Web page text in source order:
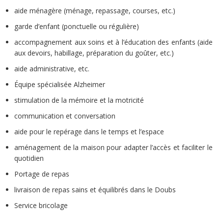
aide ménagère (ménage, repassage, courses, etc.)
garde d’enfant (ponctuelle ou régulière)
accompagnement aux soins et à l’éducation des enfants (aide
aux devoirs, habillage, préparation du goûter, etc.)
aide administrative, etc.
Équipe spécialisée Alzheimer
stimulation de la mémoire et la motricité
communication et conversation
aide pour le repérage dans le temps et l’espace
aménagement de la maison pour adapter l’accès et faciliter le
quotidien
Portage de repas
livraison de repas sains et équilibrés dans le Doubs
Service bricolage